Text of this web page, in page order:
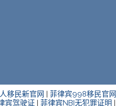
移民新官网 | 菲律宾998移民官网
宾驾驶证 | 菲律宾NBI无犯罪证明 |